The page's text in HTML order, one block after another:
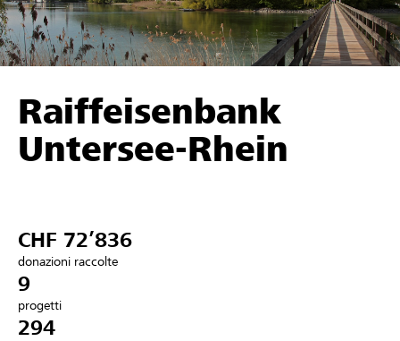
Sostenere
Aiuto & supporto
Collegarsi
Trova progetti e organizzazioni
Raiffeisenbank
Untersee-Rhein
CHF 72’836
donazioni raccolte
9
progetti
294